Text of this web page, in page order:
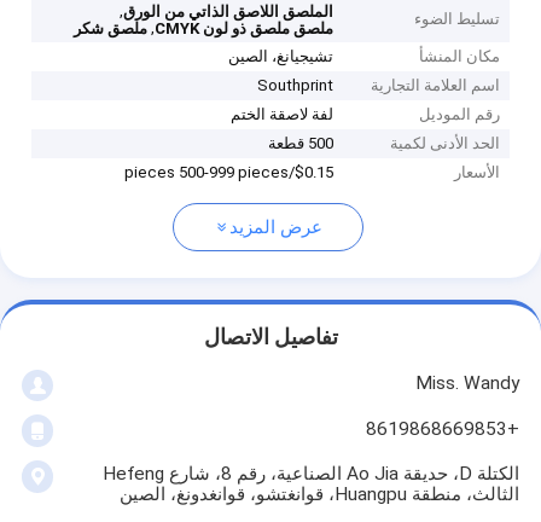
تسليط الضوء الملصق اللاصق الذاتي من الورق,
ملصق ملصق ذو لون CMYK
,ملصق شكر
مكان المنشأ
تشيجيانغ، الصين
اسم العلامة التجارية
Southprint
رقم الموديل
لفة لاصقة الختم
الحد الأدنى لكمية
500 قطعة
الأسعار
$0.15/pieces 500-999 pieces
عرض المزيد
تفاصيل الاتصال
Miss. Wandy
+8619868669853
الكتلة D، حديقة Ao Jia الصناعية، رقم 8، شارع Hefeng
الثالث، منطقة Huangpu، قوانغتشو، قوانغدونغ، الصين